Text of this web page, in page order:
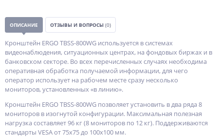
ОПИСАНИЕ ОТЗЫВЫ И ВОПРОСЫ (0)
Кронштейн ERGO TBSS-800WG используется в системах
видеонаблюдения, ситуационных центрах, на фондовых биржах и в
банковском секторе. Во всех перечисленных случаях необходима
оперативная обработка получаемой информации, для чего
оператор использует на рабочем месте сразу несколько
мониторов, установленных «в линию».
Кронштейн ERGO TBSS-800WG позволяет установить в два ряда 8
мониторов в изогнутой конфигурации. Максимальная полезная
нагрузка составляет 96 кг (8 мониторов по 12 кг). Поддерживаются
стандарты VESA от 75х75 до 100х100 мм.